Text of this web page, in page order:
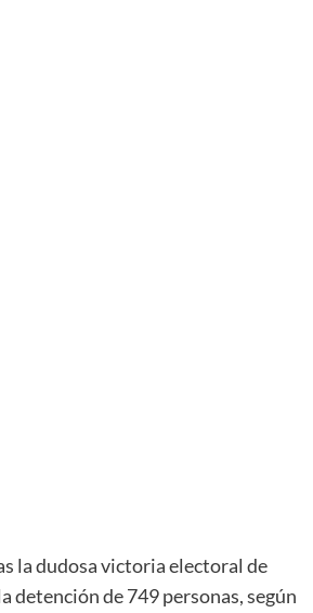
la dudosa victoria electoral de
detención de 749 personas, según